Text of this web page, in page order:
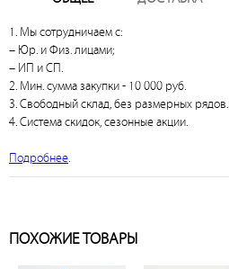
1. Мы сотрудничаем с:
– Юр. и Физ. лицами;
– ИП и СП.
2. Мин. сумма закупки - 10 000 руб.
3. Свободный склад, без размерных рядов.
4. Система скидок, сезонные акции.
Подробнее.
ПОХОЖИЕ ТОВАРЫ